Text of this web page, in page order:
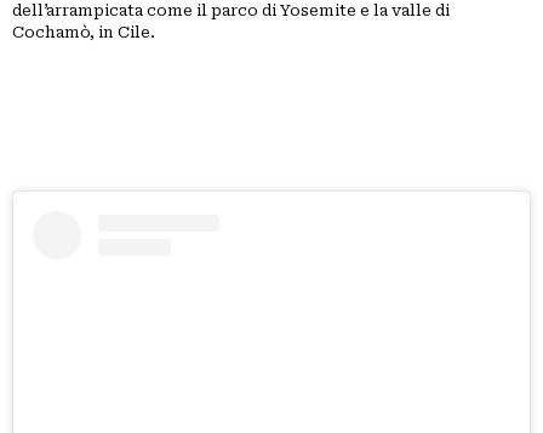
dell’arrampicata come il parco di Yosemite e la valle di
Cochamò, in Cile.